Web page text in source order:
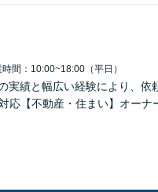
間：10:00~18:00（平日）
実績と幅広い経験により、
応【不動産・住まい】オー